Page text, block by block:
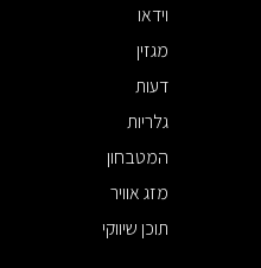
וידאו
מגזין
דעות
גלריות
המטבחון
מזג אוויר
תוכן שיווקי